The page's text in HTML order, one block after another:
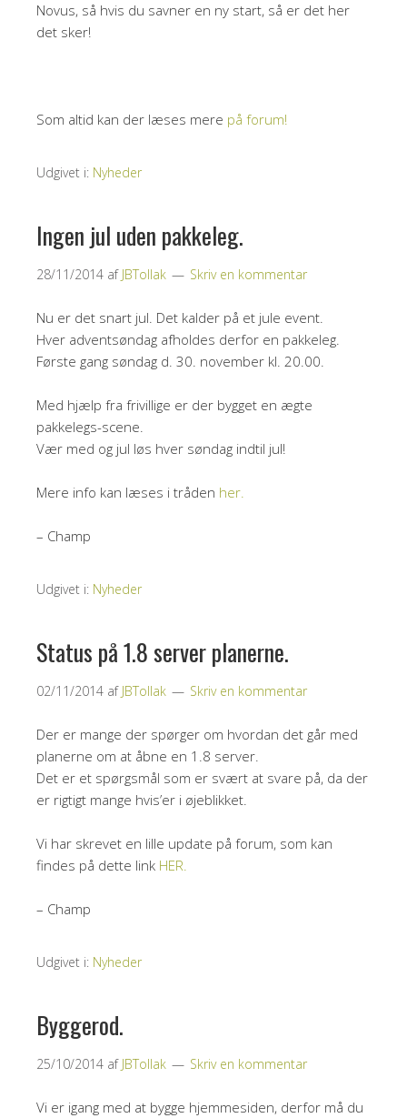
Novus, så hvis du savner en ny start, så er det her
det sker!
Som altid kan der læses mere på forum!
Udgivet i: Nyheder
Ingen jul uden pakkeleg.
28/11/2014 af JBTollak Skriv en kommentar
Nu er det snart jul. Det kalder på et jule event.
Hver adventsøndag afholdes derfor en pakkeleg.
Første gang søndag d. 30. november kl. 20.00.
Med hjælp fra frivillige er der bygget en ægte
pakkelegs-scene.
Vær med og jul løs hver søndag indtil jul!
Mere info kan læses i tråden her.
– Champ
Udgivet i: Nyheder
Status på 1.8 server planerne.
02/11/2014 af JBTollak Skriv en kommentar
Der er mange der spørger om hvordan det går med
planerne om at åbne en 1.8 server.
Det er et spørgsmål som er svært at svare på, da der
er rigtigt mange hvis’er i øjeblikket.
Vi har skrevet en lille update på forum, som kan
findes på dette link HER.
– Champ
Udgivet i: Nyheder
Byggerod.
25/10/2014 af JBTollak Skriv en kommentar
Vi er igang med at bygge hjemmesiden, derfor må du